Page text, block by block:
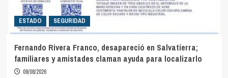
ESTADO SEGURIDAD
Fernando Rivera Franco, desapareció en Salvatierra;
familiares y amistades claman ayuda para localizarlo
09/08/2026